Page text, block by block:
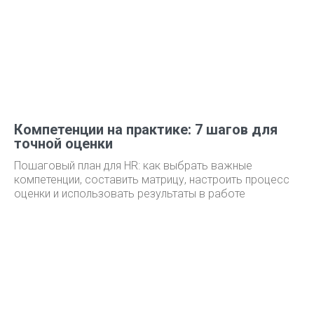
Компетенции на практике: 7 шагов для
точной оценки
Пошаговый план для HR: как выбрать важные
компетенции, составить матрицу, настроить процесс
оценки и использовать результаты в работе